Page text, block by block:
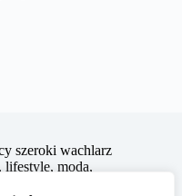
szeroki wachlarz
lifestyle, moda,